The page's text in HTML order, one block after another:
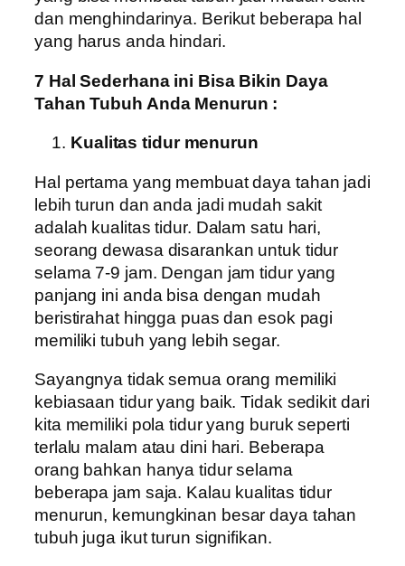
dan menghindarinya. Berikut beberapa hal
yang harus anda hindari.
7 Hal Sederhana ini Bisa Bikin Daya
Tahan Tubuh Anda Menurun :
Kualitas tidur menurun
Hal pertama yang membuat daya tahan jadi
lebih turun dan anda jadi mudah sakit
adalah kualitas tidur. Dalam satu hari,
seorang dewasa disarankan untuk tidur
selama 7-9 jam. Dengan jam tidur yang
panjang ini anda bisa dengan mudah
beristirahat hingga puas dan esok pagi
memiliki tubuh yang lebih segar.
Sayangnya tidak semua orang memiliki
kebiasaan tidur yang baik. Tidak sedikit dari
kita memiliki pola tidur yang buruk seperti
terlalu malam atau dini hari. Beberapa
orang bahkan hanya tidur selama
beberapa jam saja. Kalau kualitas tidur
menurun, kemungkinan besar daya tahan
tubuh juga ikut turun signifikan.